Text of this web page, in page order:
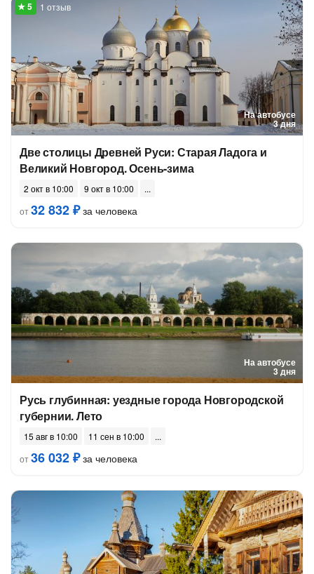
На автобусе
3 дня
1 отзыв
Две столицы Древней Руси: Старая Ладога и
Великий Новгород. Осень-зима
2 окт в 10:00
9 окт в 10:00
от32 832 ₽за человека
На автобусе
3 дня
Русь глубинная: уездные города Новгородской
губернии. Лето
15 авг в 10:00
11 сен в 10:00
от36 032 ₽за человека